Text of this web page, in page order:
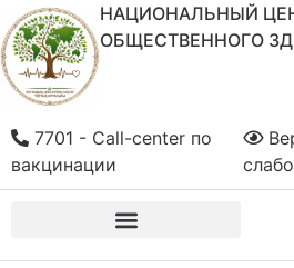
НАЦИОНАЛЬНЫЙ
ОБЩЕСТВЕННОГО
7701 - Call-center по
вакцинации